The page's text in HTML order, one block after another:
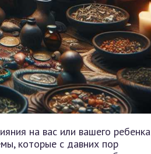
на вас или вашего ребенка
которые с давних пор